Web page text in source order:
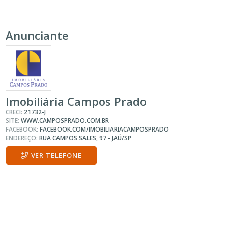
Anunciante
Imobiliária Campos Prado
CRECI:21732-J
SITE:WWW.CAMPOSPRADO.COM.BR
FACEBOOK:FACEBOOK.COM/IMOBILIARIACAMPOSPRADO
ENDEREÇO:
RUA CAMPOS SALES, 97 - JAÚ/SP